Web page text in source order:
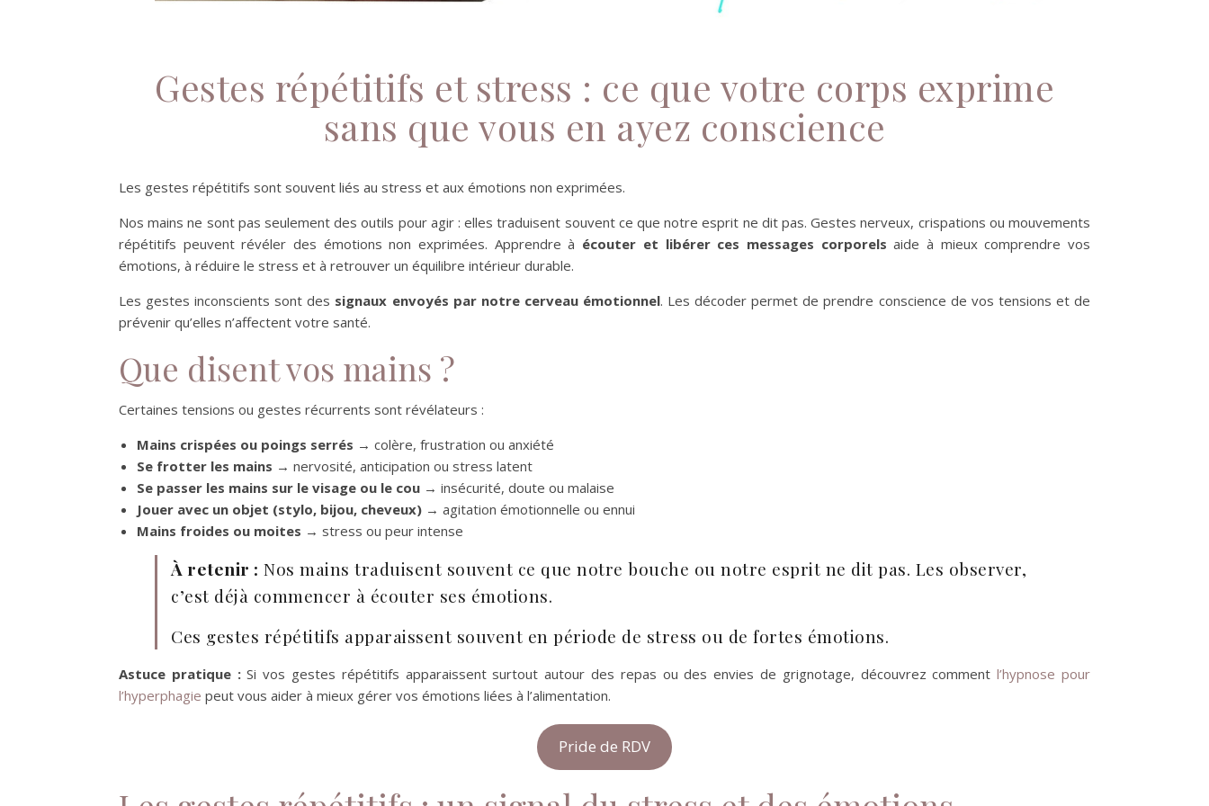
Gestes répétitifs et stress : ce que votre corps exprime
sans que vous en ayez conscience
Les gestes répétitifs sont souvent liés au stress et aux émotions non exprimées.
Nos mains ne sont pas seulement des outils pour agir : elles traduisent souvent ce que notre esprit ne dit pas. Gestes nerveux, crispations ou mouvements
répétitifs peuvent révéler des émotions non exprimées. Apprendre à écouter et libérer ces messages corporels aide à mieux comprendre vos
émotions, à réduire le stress et à retrouver un équilibre intérieur durable.
Les gestes inconscients sont des signaux envoyés par notre cerveau émotionnel. Les décoder permet de prendre conscience de vos tensions et de
prévenir qu’elles n’affectent votre santé.
Que disent vos mains ?
Certaines tensions ou gestes récurrents sont révélateurs :
Mains crispées ou poings serrés → colère, frustration ou anxiété
Se frotter les mains → nervosité, anticipation ou stress latent
Se passer les mains sur le visage ou le cou → insécurité, doute ou malaise
Jouer avec un objet (stylo, bijou, cheveux) → agitation émotionnelle ou ennui
Mains froides ou moites → stress ou peur intense
À retenir : Nos mains traduisent souvent ce que notre bouche ou notre esprit ne dit pas. Les observer,
c’est déjà commencer à écouter ses émotions.
Ces gestes répétitifs apparaissent souvent en période de stress ou de fortes émotions.
Astuce pratique :Si vos gestes répétitifs apparaissent surtout autour des repas ou des envies de grignotage, découvrez commentl’hypnose pour
l’hyperphagie peut vous aider à mieux gérer vos émotions liées à l’alimentation.
Pride de RDV